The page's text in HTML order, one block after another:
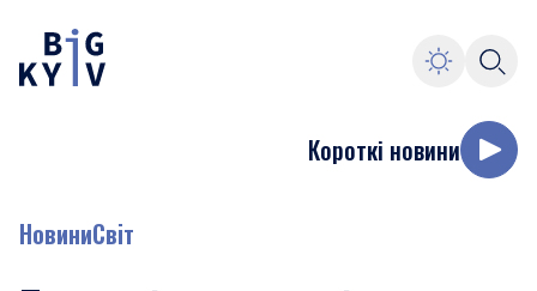
Короткі новини
НовиниСвіт